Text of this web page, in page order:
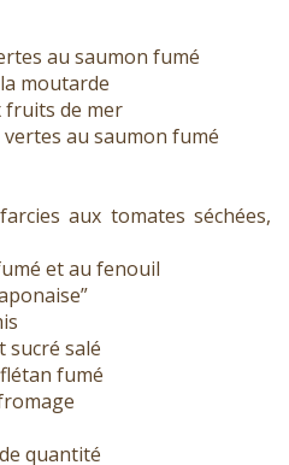
au saumon fumé
moutarde
fruits de mer
au saumon fumé
aux tomates séchées,
et au fenouil
sucré salé
fumé
quantité